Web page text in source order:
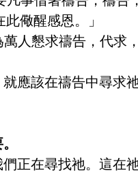
儆醒感恩。」
人懇求禱告，代
應該在禱告中尋
正在尋找祂。這